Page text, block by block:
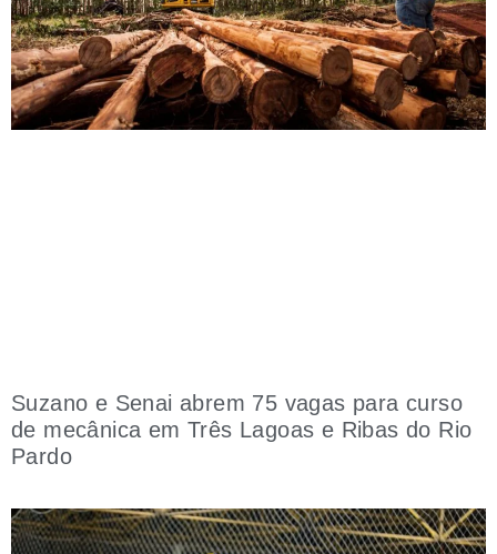
Suzano e Senai abrem 75 vagas para curso
de mecânica em Três Lagoas e Ribas do Rio
Pardo